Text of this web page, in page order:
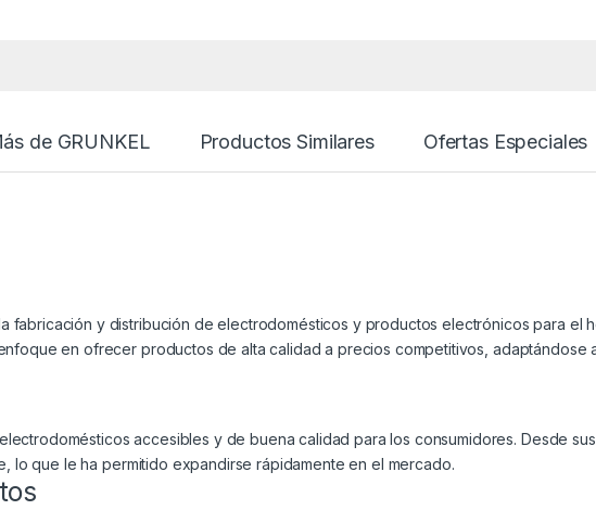
de GRUNKEL Productos Similares Ofertas Especiales
fabricación y distribución de electrodomésticos y productos electrónicos para el
en ofrecer productos de alta calidad a precios competitivos, adaptándose
accesibles y de buena calidad para los consumidores. Desde
lo que le ha permitido expandirse rápidamente en el mercado.